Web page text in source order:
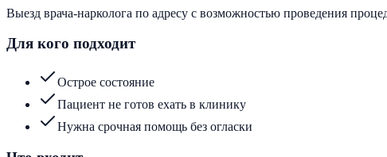
Выезд врача-нарколога по адресу с возможностью проведения
Для кого подходит
Острое состояние
Пациент не готов ехать в клинику
Нужна срочная помощь без огласки